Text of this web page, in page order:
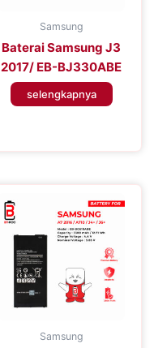
Samsung
Baterai Samsung J3
2017/ EB-BJ330ABE
selengkapnya
Samsung